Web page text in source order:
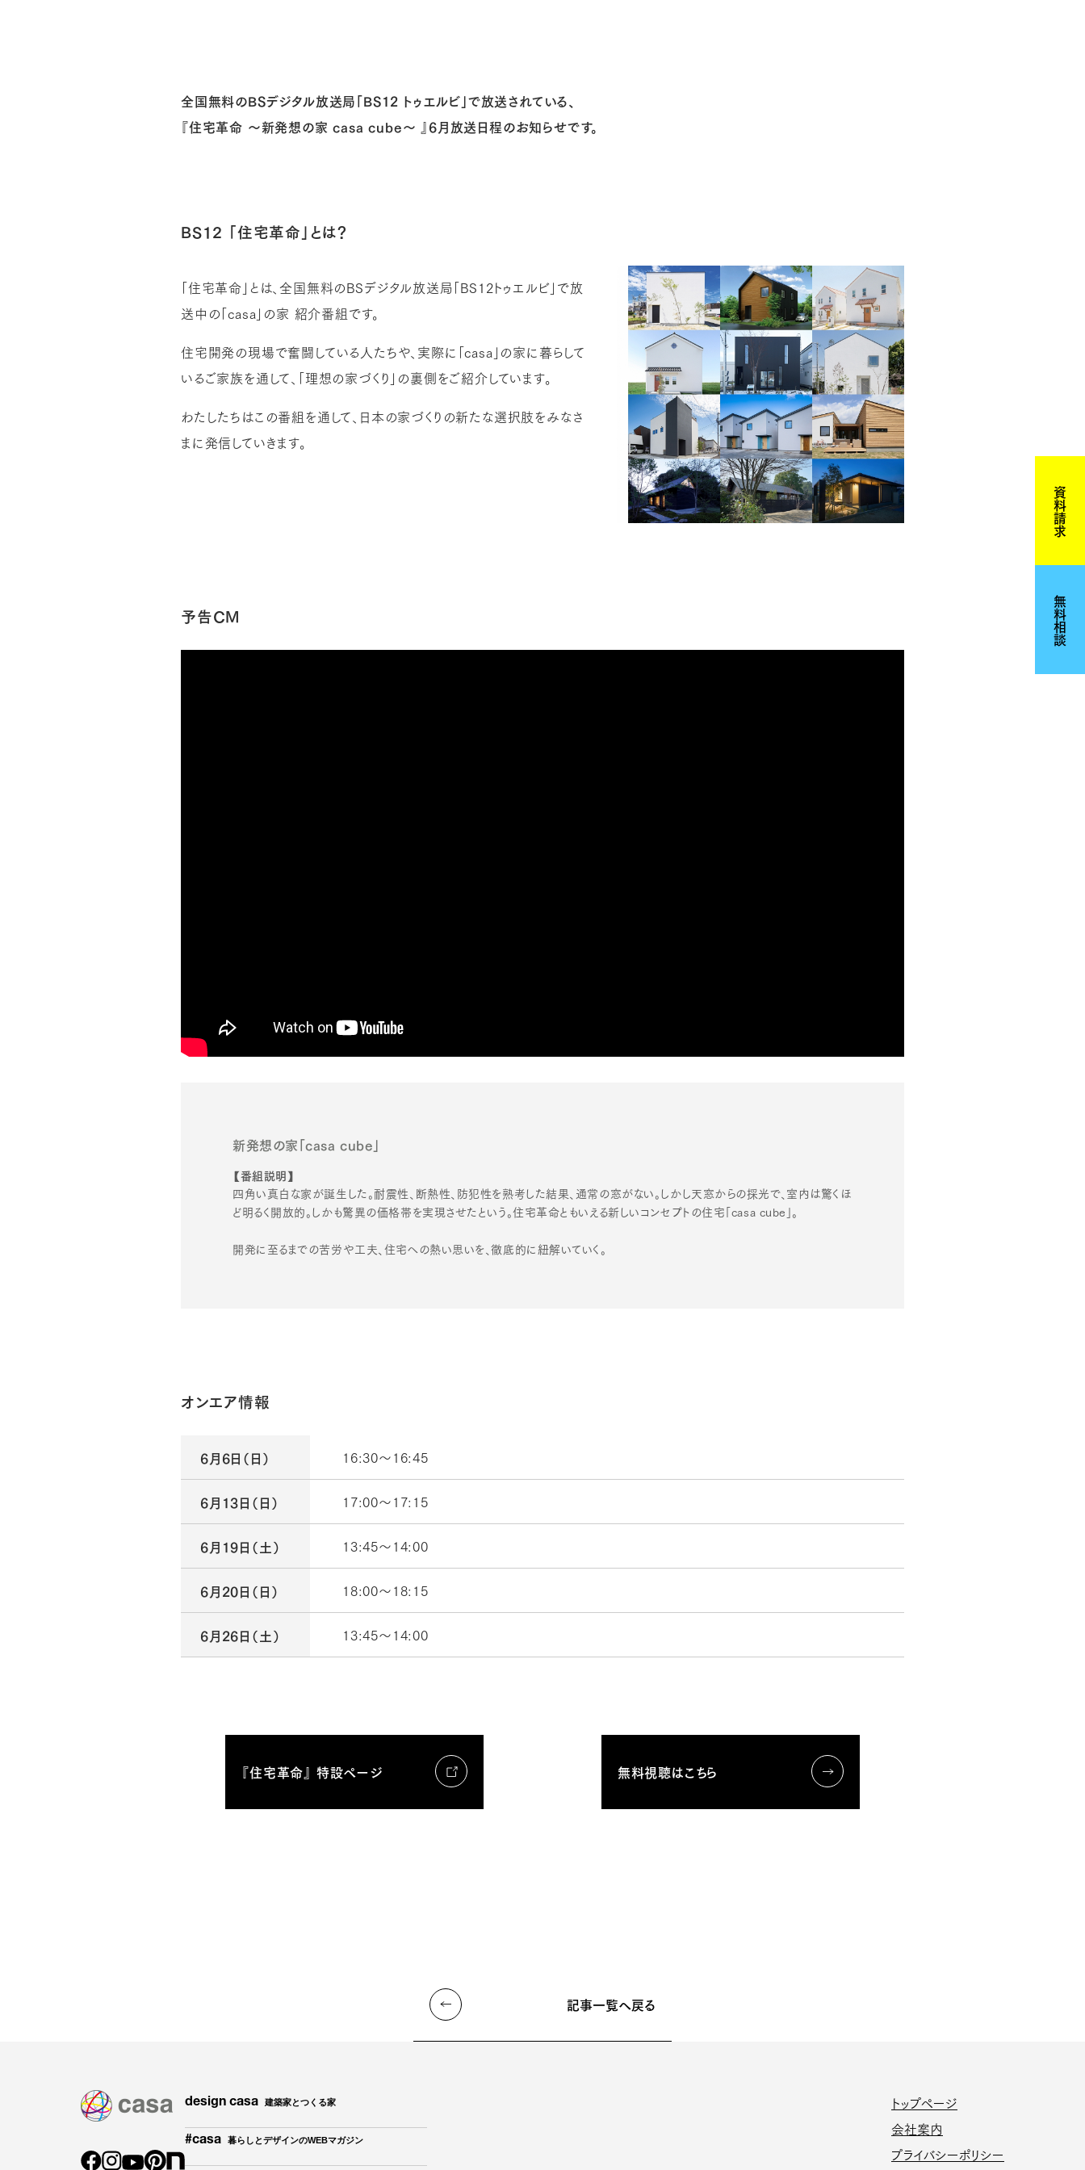
全国無料のBSデジタル放送局「BS12 トゥエルビ」で放送されている、
『住宅革命 〜新発想の家 casa cube〜 』6月放送日程のお知らせです。
BS12 「住宅革命」とは？
「住宅革命」とは、全国無料のBSデジタル放送局「BS12トゥエルビ」で放
送中の「casa」の家 紹介番組です。
住宅開発の現場で奮闘している人たちや、実際に「casa」の家に暮らして
いるご家族を通して、「理想の家づくり」の裏側をご紹介しています。
わたしたちはこの番組を通して、日本の家づくりの新たな選択肢をみなさ
まに発信していきます。
予告CM
新発想の家「casa cube」
【番組説明】
四角い真白な家が誕生した。耐震性、断熱性、防犯性を熟考した結果、通常の窓がない。しかし天窓からの採光で、室内は驚くほ
ど明るく開放的。しかも驚異の価格帯を実現させたという。住宅革命ともいえる新しいコンセプトの住宅「casa cube」。
開発に至るまでの苦労や工夫、住宅への熱い思いを、徹底的に紐解いていく。
オンエア情報
6月6日（日） 16:30〜16:45
6月13日（日） 17:00〜17:15
6月19日（土） 13:45〜14:00
6月20日（日） 18:00〜18:15
6月26日（土） 13:45〜14:00
『住宅革命』 特設ページ 無料視聴はこちら
記事一覧へ戻る
資料請求
無料相談
design casa 建築家とつくる家
#casa 暮らしとデザインのWEBマガジン
トップページ
会社案内
プライバシーポリシー